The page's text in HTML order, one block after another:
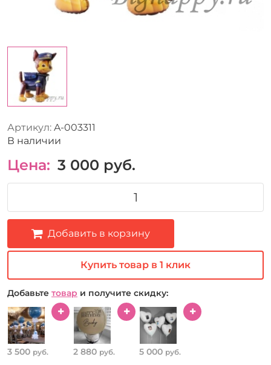
Артикул: A-003311
В наличии
Цена: 3 000 руб.
Добавить в корзину
Купить товар в 1 клик
Добавьте товар и получите скидку:
3 500 руб. 2 880 руб. 5 000 руб.